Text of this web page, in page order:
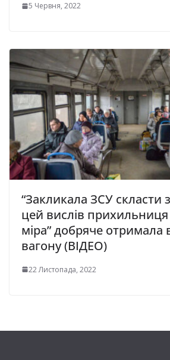
5 Червня, 2022
“Закликала ЗСУ скласти
цей вислів прихильниця
міра” добряче отримала
вагону (ВІДЕО)
22 Листопада, 2022